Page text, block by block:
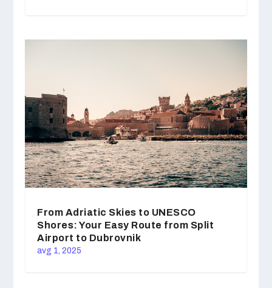
From Adriatic Skies to UNESCO
Shores: Your Easy Route from Split
Airport to Dubrovnik
avg 1, 2025